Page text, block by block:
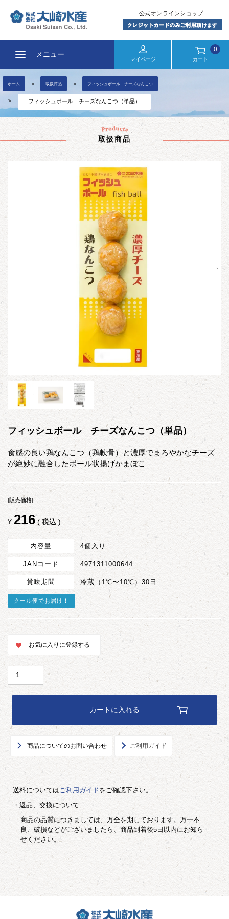
メニュー
マイページ カート
0
ホーム 取扱商品 フィッシュボール チーズなんこつ
フィッシュボール チーズなんこつ（単品）
取扱商品
フィッシュボール チーズなんこつ（単品）
食感の良い鶏なんこつ（鶏軟骨）と濃厚でまろやかなチーズ
が絶妙に融合したボール状揚げかまぼこ
[販売価格]
¥ 216 税込
内容量 4個入り
JANコード 4971311000644
賞味期間 冷蔵（1℃〜10℃）30日
クール便でお届け！
お気に入りに登録する
カートに入れる
商品についてのお問い合わせ ご利用ガイド
送料についてはご利用ガイドをご確認下さい。
・返品、交換について
商品の品質につきましては、万全を期しております。万一不
良、破損などがございましたら、商品到着後5日以内にお知ら
せください。